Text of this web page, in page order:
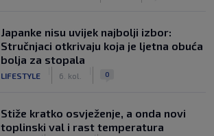
Japanke nisu uvijek najbolji izbor:
Stručnjaci otkrivaju koja je ljetna obuća
bolja za stopala
LIFESTYLE 6. kol. 0
Stiže kratko osvježenje, a onda novi
toplinski val i rast temperatura